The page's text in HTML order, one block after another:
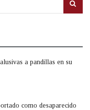
a pandillas en su
como desaparecido